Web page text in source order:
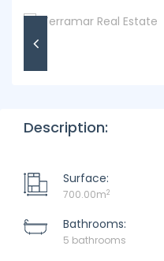
Description:
Surface:
700.00m2
Bathrooms:
5 bathrooms